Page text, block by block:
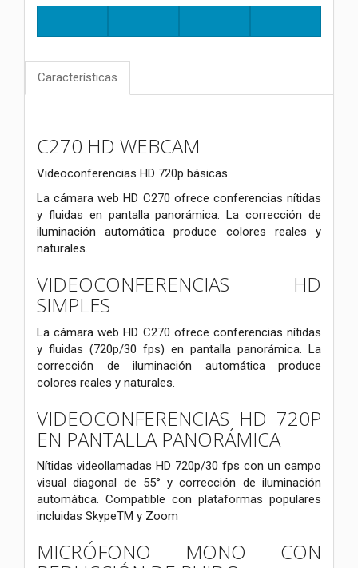
Características
C270 HD WEBCAM
Videoconferencias HD 720p básicas
La cámara web HD C270 ofrece conferencias nítidas
y fluidas en pantalla panorámica. La corrección de
iluminación automática produce colores reales y
naturales.
VIDEOCONFERENCIAS HD
SIMPLES
La cámara web HD C270 ofrece conferencias nítidas
y fluidas (720p/30 fps) en pantalla panorámica. La
corrección de iluminación automática produce
colores reales y naturales.
VIDEOCONFERENCIAS HD 720P
EN PANTALLA PANORÁMICA
Nítidas videollamadas HD 720p/30 fps con un campo
visual diagonal de 55° y corrección de iluminación
automática. Compatible con plataformas populares
incluidas SkypeTM y Zoom
MICRÓFONO MONO CON